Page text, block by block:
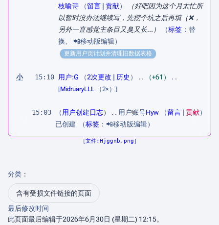
枝喻诗
留言 贡献
（好吧因为这个月太忙所
以暂时没办法继续写，先挖个坑之后再填（❌，
另外一直感觉主条目又臭又长...）
标签 ： 替
换
📲移动版编辑
更新用户页计划并清理旧数据表格
小15:10 用户:G 2次更改 历史 +61
[MidruaryLLL （2×）]
15:03 用户创建日志 用户账号Hyw 留言
贡献
已创建 ​
标签 ： 📲移动版编辑
文件:Hjggnb.png
分类 ：​
含有受损文件链接的页面
最后修改时间
此页面最后编辑于2026年6月30日 (星期二) 12:15。